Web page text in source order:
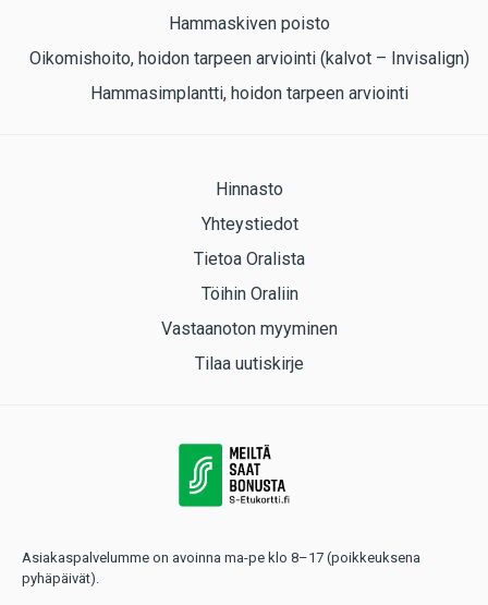
Hammaskiven poisto
Oikomishoito, hoidon tarpeen arviointi (kalvot – Invisalign)
Hammasimplantti, hoidon tarpeen arviointi
Hinnasto
Yhteystiedot
Tietoa Oralista
Töihin Oraliin
Vastaanoton myyminen
Tilaa uutiskirje
Asiakaspalvelumme on avoinna ma-pe klo 8–17 (poikkeuksena
pyhäpäivät).